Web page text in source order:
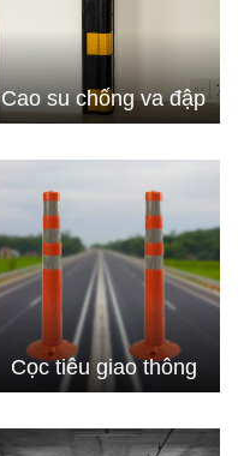
Cao su chống va đập
Cọc tiêu giao thông